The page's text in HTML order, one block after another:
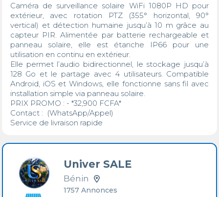
Caméra de surveillance solaire WiFi 1080P HD pour
extérieur, avec rotation PTZ (355° horizontal, 90°
vertical) et détection humaine jusqu’à 10 m grâce au
capteur PIR. Alimentée par batterie rechargeable et
panneau solaire, elle est étanche IP66 pour une
utilisation en continu en extérieur.
Elle permet l’audio bidirectionnel, le stockage jusqu’à
128 Go et le partage avec 4 utilisateurs. Compatible
Android, iOS et Windows, elle fonctionne sans fil avec
installation simple via panneau solaire.
PRIX PROMO : - *32,900 FCFA*
Contact :  (WhatsApp/Appel)
Service de livraison rapide
Univer SALE
Bénin
1757 Annonces